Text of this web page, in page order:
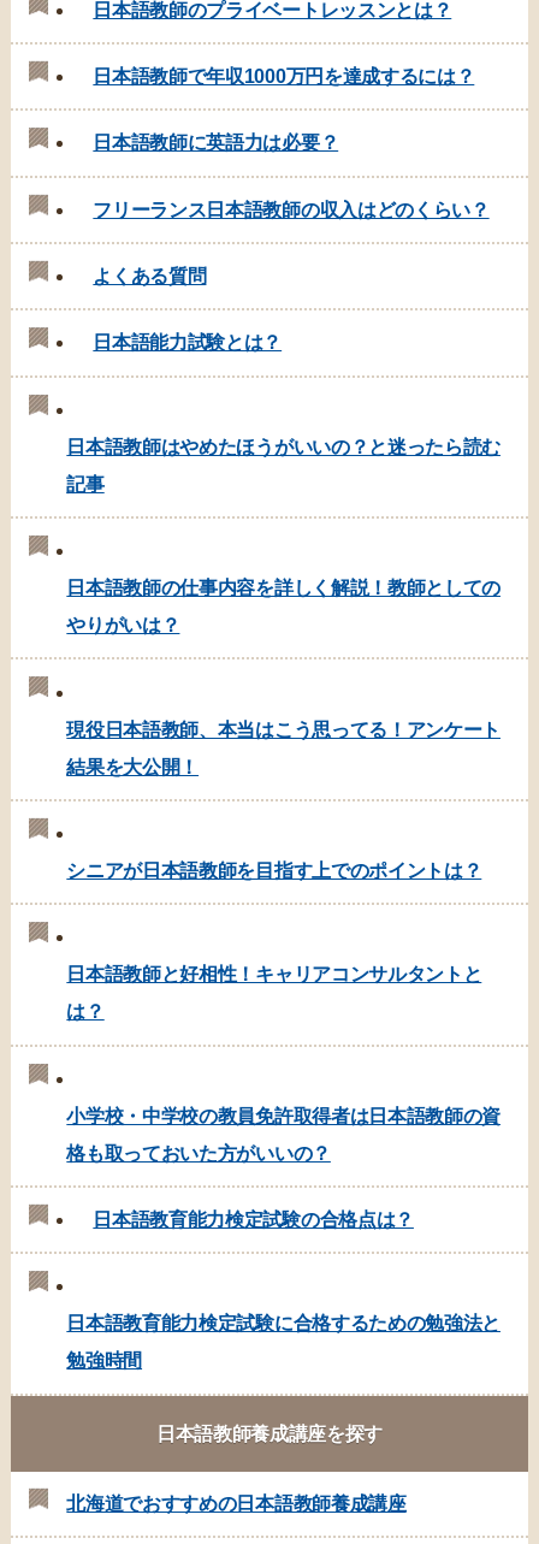
日本語教師のプライベートレッスンとは？
日本語教師で年収1000万円を達成するには？
日本語教師に英語力は必要？
フリーランス日本語教師の収入はどのくらい？
よくある質問
日本語能力試験とは？
日本語教師はやめたほうがいいの？と迷ったら読む
記事
日本語教師の仕事内容を詳しく解説！教師としての
やりがいは？
現役日本語教師、本当はこう思ってる！アンケート
結果を大公開！
シニアが日本語教師を目指す上でのポイントは？
日本語教師と好相性！キャリアコンサルタントと
は？
小学校・中学校の教員免許取得者は日本語教師の資
格も取っておいた方がいいの？
日本語教育能力検定試験の合格点は？
日本語教育能力検定試験に合格するための勉強法と
勉強時間
日本語教師養成講座を探す
北海道でおすすめの日本語教師養成講座